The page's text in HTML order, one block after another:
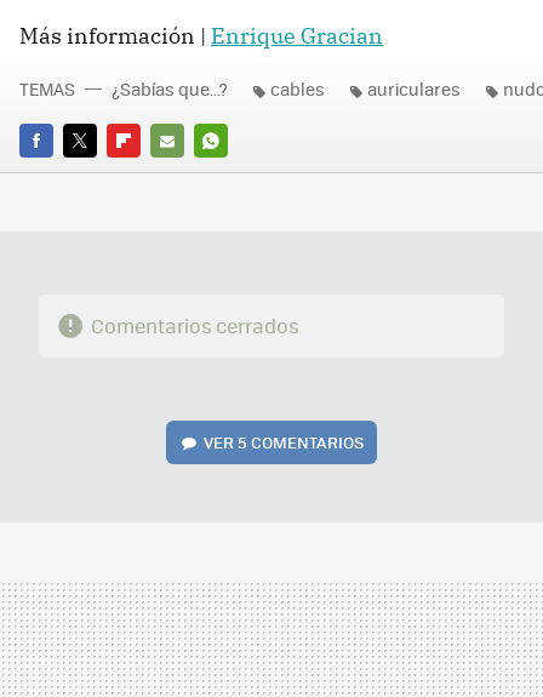
Más información | Enrique Gracian
FACEBOOK
TWITTERFLIPBOARD
E-
WHATSAPP
TEMAS ¿Sabías que...? cables auriculares
Comentarios cerrados
VER 5 COMENTARIOS